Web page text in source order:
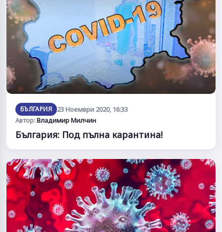
БЪЛГАРИЯ 23 Ноември 2020, 16:33
Автор:Владимир Милчин
България: Под пълна карантина!